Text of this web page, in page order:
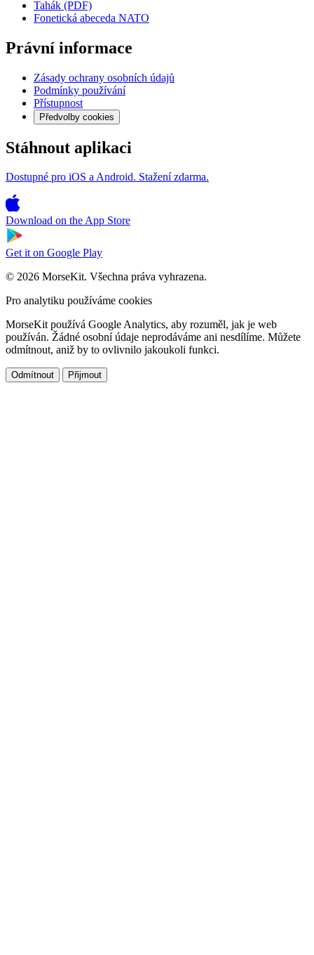
Tahák (PDF)
Fonetická abeceda NATO
Právní informace
Zásady ochrany osobních údajů
Podmínky používání
Přístupnost
Předvolby cookies
Stáhnout aplikaci
Dostupné pro iOS a Android. Stažení zdarma.
Download on theApp Store
Get it on Google Play
© 2026 MorseKit. Všechna práva vyhrazena.
Pro analytiku používáme cookies
MorseKit používá Google Analytics, aby rozuměl, jak je web
používán. Žádné osobní údaje neprodáváme ani nesdílíme. Můžete
odmítnout, aniž by to ovlivnilo jakoukoli funkci.
Odmítnout Přijmout